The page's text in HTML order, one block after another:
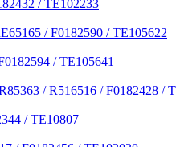
/ TE102233
/ F0182590 / TE105622
/ TE105641
/ R516516 / F0182428 /
/ TE10807